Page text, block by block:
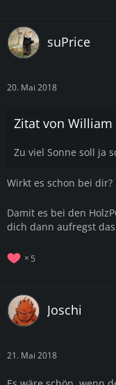
suPrice
20. Mai 2018
Zitat von William
Zu viel Sonne soll ja
Wirkt es schon bei dir?
Damit es bei den
dich dann aufregst
5
Joschi
21. Mai 2018